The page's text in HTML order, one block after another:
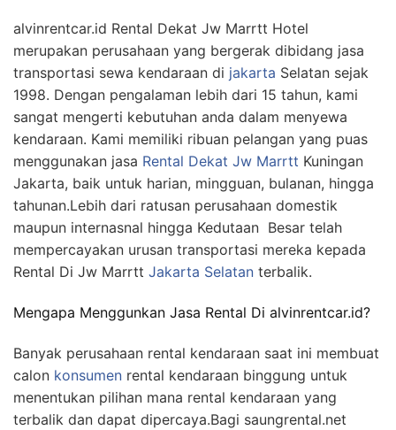
alvinrentcar.id Rental Dekat Jw Marrtt Hotel
merupakan perusahaan yang bergerak dibidang jasa
transportasi sewa kendaraan di jakarta Selatan sejak
1998. Dengan pengalaman lebih dari 15 tahun, kami
sangat mengerti kebutuhan anda dalam menyewa
kendaraan. Kami memiliki ribuan pelangan yang puas
menggunakan jasa Rental Dekat Jw Marrtt Kuningan
Jakarta, baik untuk harian, mingguan, bulanan, hingga
tahunan.Lebih dari ratusan perusahaan domestik
maupun internasnal hingga Kedutaan Besar telah
mempercayakan urusan transportasi mereka kepada
Rental Di Jw Marrtt Jakarta Selatan terbalik.
Mengapa Menggunkan Jasa Rental Di alvinrentcar.id?
Banyak perusahaan rental kendaraan saat ini membuat
calon konsumen rental kendaraan binggung untuk
menentukan pilihan mana rental kendaraan yang
terbalik dan dapat dipercaya.Bagi saungrental.net